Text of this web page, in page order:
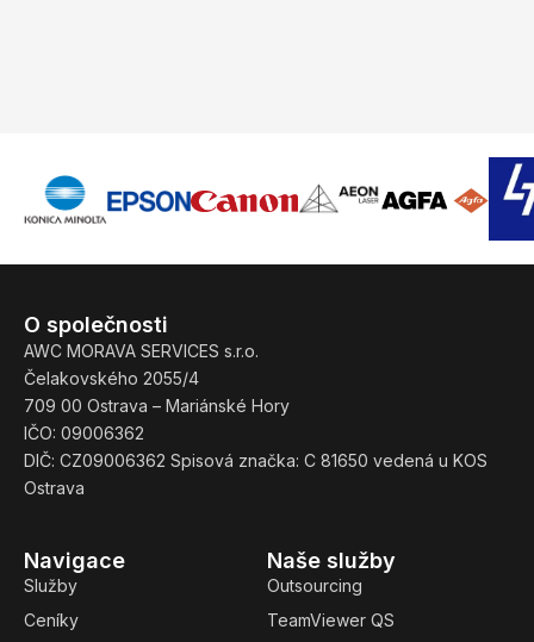
Naše služby
Outsourcing
TeamViewer QS
Navigace
Služby
Ceníky
O společnosti
AWC MORAVA SERVICES s.r.o.
Čelakovského 2055/4
709 00 Ostrava – Mariánské Hory
IČO: 09006362
DIČ: CZ09006362 Spisová značka: C 81650 vedená u KOS
Ostrava